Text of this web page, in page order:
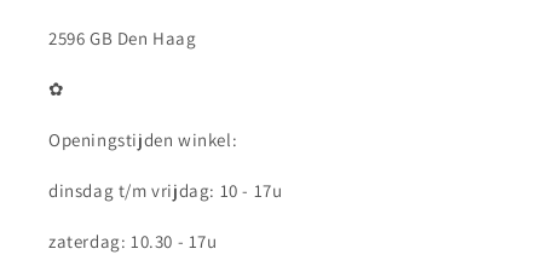
2596 GB Den Haag
✿
Openingstijden winkel:
dinsdag t/m vrijdag: 10 - 17u
zaterdag: 10.30 - 17u